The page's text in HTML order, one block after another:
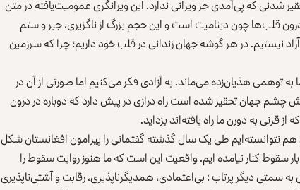
که پی‌آمدی جز ویرانی ندارد. این ویرانگری عمومیت‌یافته در متن
قلب‌ها چون دینامیت است و این حجم بزرگ از ناگزیری، جبر و ستم
نیستیم. در هر گوشه جهان زندانی در قلب خود داریم؛ چرا که سرزمین
توهمی هذیان‌زده می‌ماند. به آزادی فکر می‌کنیم اما صورتی از آن در
چشم جهان تحقیر شده است راه درازی در پیش دارد که دوباره در درون
قرنی به دورن ما راه یافته‌اند بزداید.
هم نتوانسته‌ایم طی یک سال گذشته گفتمانی را پیرامون افغانستان شکل
سقوط کنار نیامده ایم. واقعیت این است که ما هنوز روایت سقوط را
به سمتی دیگر پرتاب ؛ بی‌اعتمادی، همدیگرناپذیری، رقابت و آشتی‌ناپذیری